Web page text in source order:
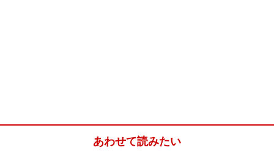
力が少ないことと、細かな制御ができるため風量の微調
整ができるのがメリット。その分価格が高いのがデメリ
あわせて読みたい